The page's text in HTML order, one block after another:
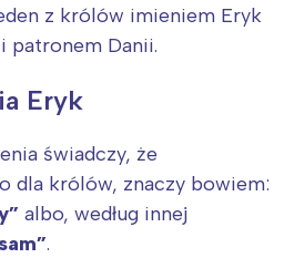
z królów imieniem Eryk
patronem Danii.
Eryk
świadczy, że
dla królów, znaczy bowiem:
albo, według innej
.